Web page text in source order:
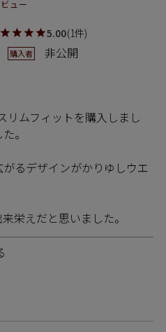
ビュー
5.00 1
購入者 非公開
リムフィットを購入しまし
。
るデザインがかりゆしウエ